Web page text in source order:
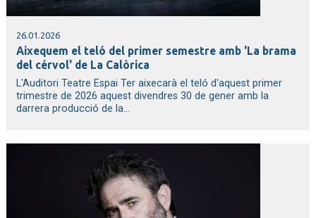
26.01.2026
Aixequem el teló del primer semestre amb 'La brama
del cérvol' de La Calòrica
L'Auditori Teatre Espai Ter aixecarà el teló d'aquest primer
trimestre de 2026 aquest divendres 30 de gener amb la
darrera producció de la...